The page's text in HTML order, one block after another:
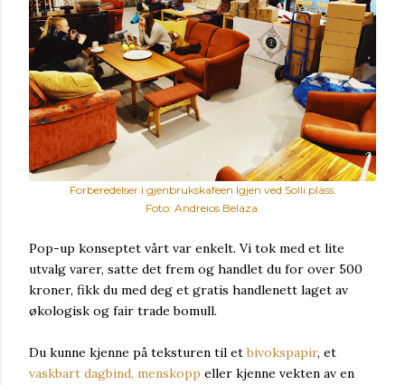
Forberedelser i gjenbrukskafeen Igjen ved Solli plass.
Foto: Andreios Belaza.
Pop-up konseptet vårt var enkelt. Vi tok med et lite
utvalg varer, satte det frem og handlet du for over 500
kroner, fikk du med deg et gratis handlenett laget av
økologisk og fair trade bomull.
Du kunne kjenne på teksturen til etbivokspapir, et
vaskbart dagbind, menskopp eller kjenne vekten av en